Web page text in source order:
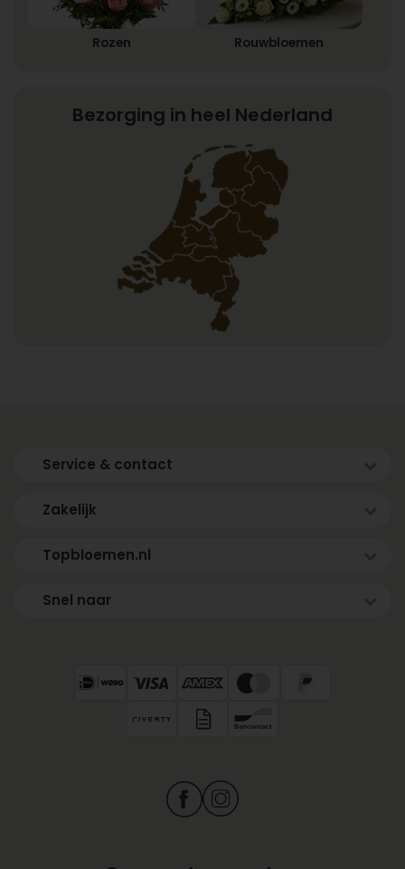
Rozen Rouwbloemen
Bezorging in heel Nederland
Service & contact
Zakelijk
Topbloemen.nl
Snel naar